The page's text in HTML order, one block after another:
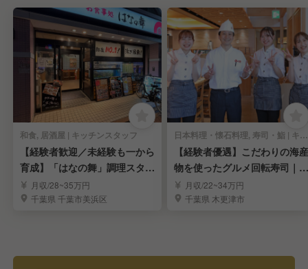
和食, 居酒屋 | キッチンスタッフ
【経験者歓迎／未経験も一から
育成】「はなの舞」調理スタッ
フ 月収/28~35万円
千葉県 千葉市美浜区
日本料理・懐石料理, 寿司・鮨 | キッチンスタッフ
【経験者優遇】こだわりの海産
物を使ったグルメ回転寿司｜経
験を活かせる環境
月収/22~34万円
千葉県 木更津市